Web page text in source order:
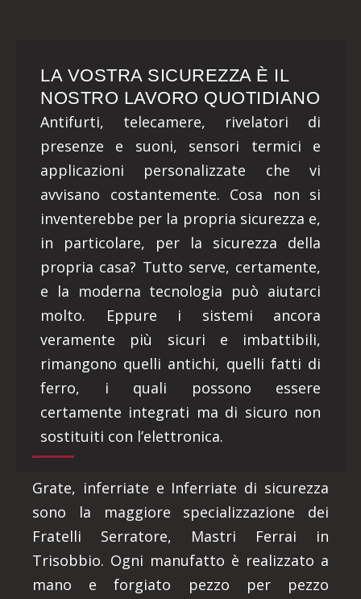
LA VOSTRA SICUREZZA È IL
NOSTRO LAVORO QUOTIDIANO
Antifurti, telecamere, rivelatori di
presenze e suoni, sensori termici e
applicazioni personalizzate che vi
avvisano costantemente. Cosa non si
inventerebbe per la propria sicurezza e,
in particolare, per la sicurezza della
propria casa? Tutto serve, certamente,
e la moderna tecnologia può aiutarci
molto. Eppure i sistemi ancora
veramente più sicuri e imbattibili,
rimangono quelli antichi, quelli fatti di
ferro, i quali possono essere
certamente integrati ma di sicuro non
sostituiti con l’elettronica.
Grate, inferriate e Inferriate di sicurezza
sono la maggiore specializzazione dei
Fratelli Serratore, Mastri Ferrai in
Trisobbio. Ogni manufatto è realizzato a
mano e forgiato pezzo per pezzo